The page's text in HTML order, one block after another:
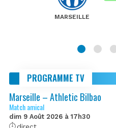
MARSEILLE
PROGRAMME TV
Marseille – Athletic Bilbao
Match amical
dim 9 Août 2026 à 17h30
direct